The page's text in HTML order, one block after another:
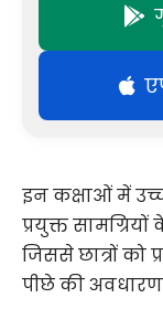
इन कक्षाओं में
प्रयुक्त
जिससे छात्रों
पीछे की